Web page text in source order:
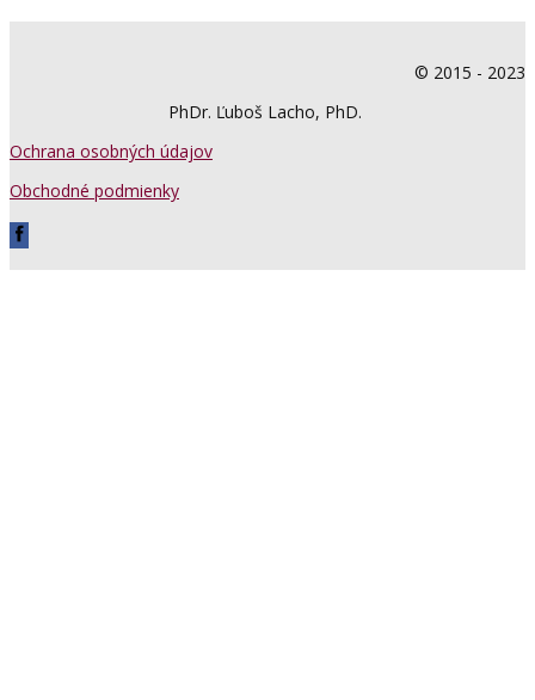
© 2015 - 2023
PhDr. Ľuboš Lacho, PhD.
Ochrana osobných údajov
Obchodné podmienky